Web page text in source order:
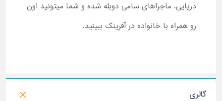
دریایی. ماجراهای سامی دوبله شده و شما میتونید اون
رو همراه با خانواده در آفرینک ببینید.
گالری